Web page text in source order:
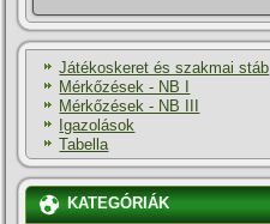
Játékoskeret és szakmai stáb
Mérkőzések - NB I
Mérkőzések - NB III
Igazolások
Tabella
KATEGÓRIÁK